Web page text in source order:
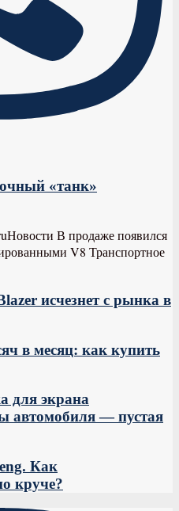
«танк»
В продаже появился
V8 Транспортное
исчезнет с рынка в
в месяц: как купить
для экрана
автомобиля — пустая
Как
круче?